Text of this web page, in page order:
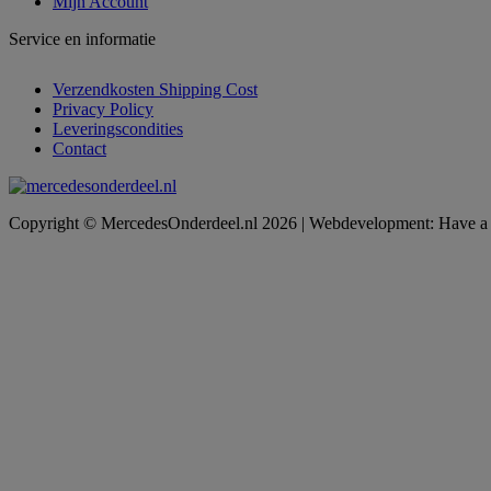
Service en informatie
Verzendkosten Shipping Cost
Privacy Policy
Leveringscondities
Contact
Copyright © MercedesOnderdeel.nl 2026 | Webdevelopment: Have